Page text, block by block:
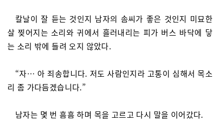
칼날이 잘 듣는 것인지 남자의 솜씨가 좋은 것인지 미묘한
살 찢어지는 소리와 귀에서 흘러내리는 피가 버스 바닥에 닿
는 소리 밖에 들려 오지 않았다.
“자… 아 죄송합니다. 저도 사람인지라 고통이 심해서 목소
리 좀 가다듬겠습니다.”
남자는 몇 번 흠흠 하며 목을 고르고 다시 말을 이어갔다.